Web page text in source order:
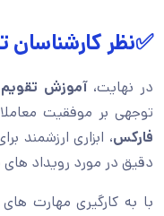
✅نظر کارشناسان
در نهایت،آموزش
توجهی بر موفقیت
فارکس، ابزاری ارزشمند
دقیق در مورد رویداد
با به کارگیری مهارت